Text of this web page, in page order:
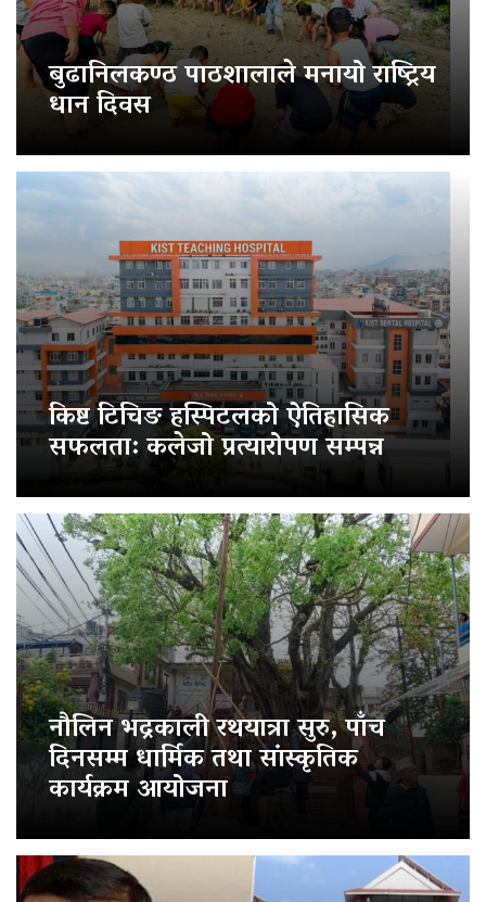
बुढानिलकण्ठ पाठशालाले मनायो राष्ट्रिय
धान दिवस
किष्ट टिचिङ हस्पिटलको ऐतिहासिक
सफलता: कलेजो प्रत्यारोपण सम्पन्न
नौलिन भद्रकाली रथयात्रा सुरु, पाँच
दिनसम्म धार्मिक तथा सांस्कृतिक
कार्यक्रम आयोजना